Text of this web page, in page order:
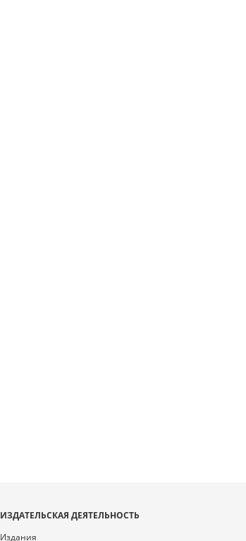
ИЗДАТЕЛЬСКАЯ ДЕЯТЕЛЬНОСТЬ
Издания